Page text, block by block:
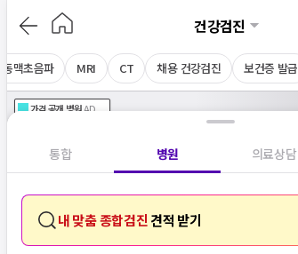
건강검진
경동맥초음파 MRI CT 채용 건강검진 보건증 발급
가격공개 병원AD
통합 병원 의료상담
내 맞춤 종합검진 견적 받기